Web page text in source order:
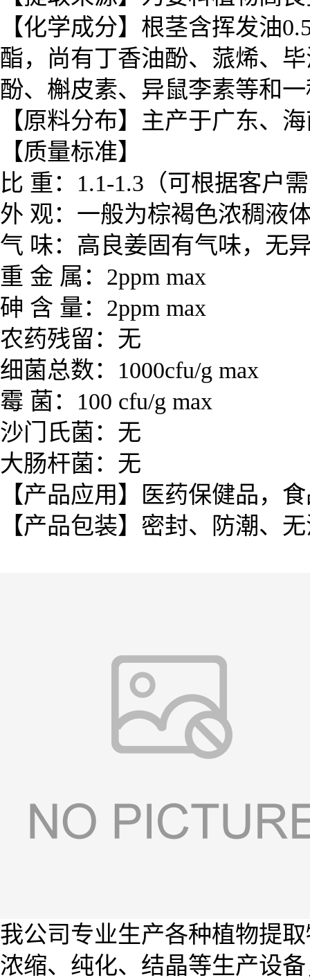
【化学成分】 根茎含挥发油
酯，尚有丁香油酚、蒎烯、
酚、槲皮素、异鼠李素等和
【原料分布】 主产于广东、
【质量标准】
比 重：1.1-1.3（可根据客户
外 观：一般为棕褐色浓稠液
气 味： 高良姜 固有气味，无
重 金 属：2ppm max
砷 含 量：2ppm max
农药残留：无
细菌总数：1000cfu/g max
霉 菌：100 cfu/g max
沙门氏菌：无
大肠杆菌：无
【产品应用】医药保健品，
【产品包装】密封、防潮、
我公司专业生产各种植物提
浓缩、纯化、结晶等生产设